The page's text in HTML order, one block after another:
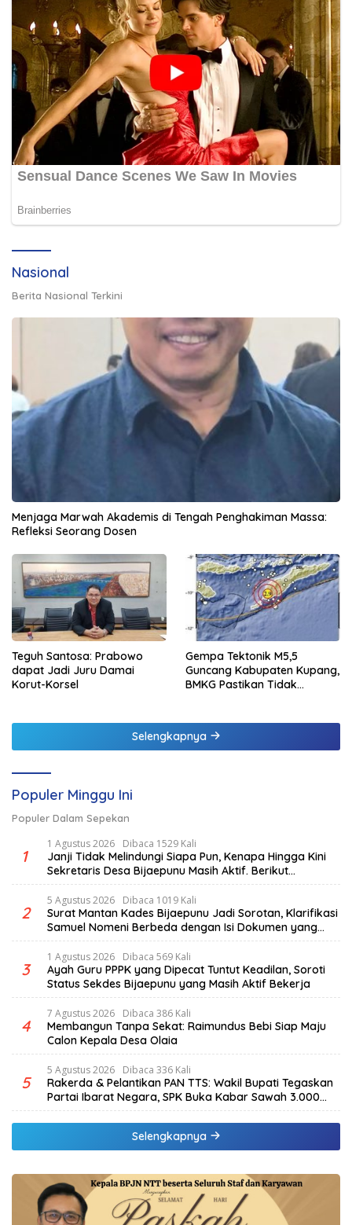
Nasional
Berita Nasional Terkini
Menjaga Marwah Akademis di Tengah Penghakiman Massa:
Refleksi Seorang Dosen
Teguh Santosa: Prabowo
dapat Jadi Juru Damai
Korut-Korsel
Gempa Tektonik M5,5
Guncang Kabupaten Kupang,
BMKG Pastikan Tidak
Selengkapnya
Populer Minggu Ini
Populer Dalam Sepekan
1
1 Agustus 2026 Dibaca 1529 Kali
Janji Tidak Melindungi Siapa Pun, Kenapa Hingga Kini
Sekretaris Desa Bijaepunu Masih Aktif. Berikut
penjelasan Ketua Komisi I DPRD TTS.
2
5 Agustus 2026 Dibaca 1019 Kali
Surat Mantan Kades Bijaepunu Jadi Sorotan, Klarifikasi
Samuel Nomeni Berbeda dengan Isi Dokumen yang
Beredar
3
1 Agustus 2026 Dibaca 569 Kali
Ayah Guru PPPK yang Dipecat Tuntut Keadilan, Soroti
Status Sekdes Bijaepunu yang Masih Aktif Bekerja
4
7 Agustus 2026 Dibaca 386 Kali
Membangun Tanpa Sekat: Raimundus Bebi Siap Maju
Calon Kepala Desa Olaia
5
5 Agustus 2026 Dibaca 336 Kali
Rakerda & Pelantikan PAN TTS: Wakil Bupati Tegaskan
Partai Ibarat Negara, SPK Buka Kabar Sawah 3.000
Hektar & Larangan Politik Uang
Selengkapnya